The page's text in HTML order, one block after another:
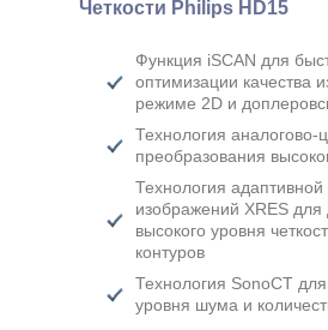
Четкости Philips HD15
Функция iSCAN для
оптимизации качества
режиме 2D и
Технология аналогово-
преобразования
Технология адаптивной
изображений XRES для
высокого уровня
контуров
Технология SonoСT
уровня шума и